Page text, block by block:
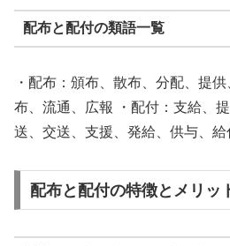
配布と配付の類語一覧
・配布：頒布、散布、分配、提
布、流通、広報 ・配付：支給、
送、交送、支援、発給、供与、給
配布と配付の特徴とメリッ